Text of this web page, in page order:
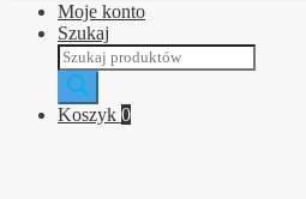
Moje konto
Szukaj
Wyszukiwarka
produktów
Koszyk 0